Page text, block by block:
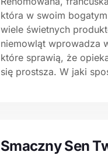
która w swoim
wiele świetnych
niemowląt wprowadza
które sprawią, że
się prostsza. W jaki
Smaczny Sen